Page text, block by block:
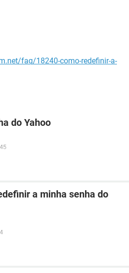
faq/18240-como-redefinir-a-
do Yahoo
a minha senha do